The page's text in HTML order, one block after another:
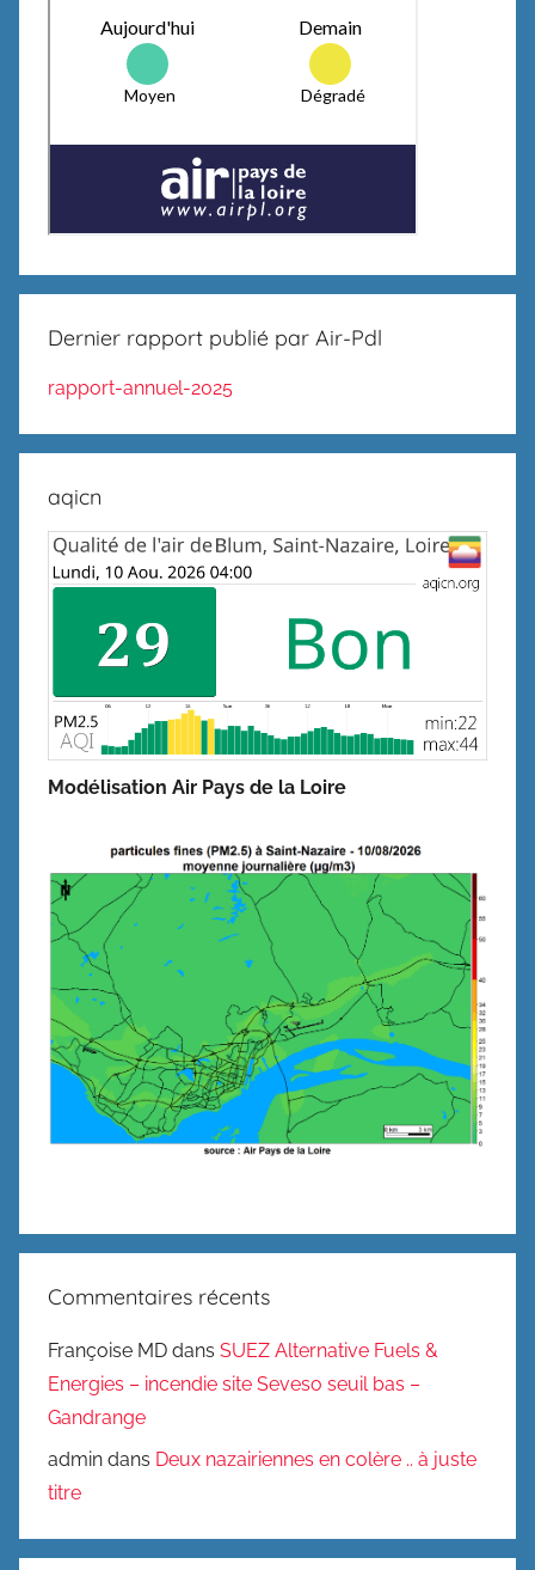
Dernier rapport publié par Air-Pdl
rapport-annuel-2025
aqicn
Modélisation Air Pays de la Loire
Commentaires récents
Françoise MD dans SUEZ Alternative Fuels &
Energies – incendie site Seveso seuil bas –
Gandrange
admin dans Deux nazairiennes en colère .. à juste
titre